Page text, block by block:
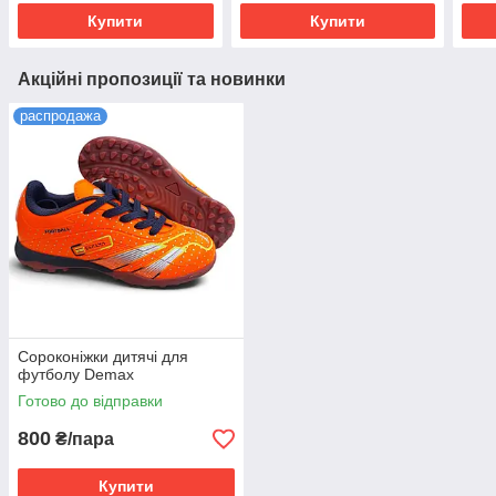
Купити Купити
Акційні пропозиції та новинки
распродажа
Сороконіжки дитячі для
футболу Demax
Готово до відправки
800 ₴/пара
Купити